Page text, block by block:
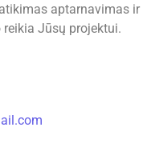
aptarnavimas ir
Jūsų projektui.